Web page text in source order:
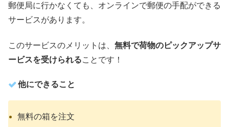
郵便局に行かなくても、オンラインで郵便の手配ができる
サービスがあります。
このサービスのメリットは、 無料で荷物のピックアップサ
ービスを受けられることです！
他にできること
無料の箱を注文